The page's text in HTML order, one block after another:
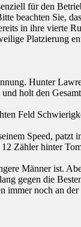
in ihre vierte
Platzierung
Hunter
holt den
Feld
Speed, patzt
Zähler hinter
Männer ist.
gegen die
noch an
für den
beachten Sie,